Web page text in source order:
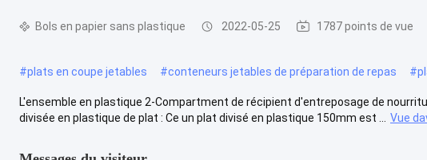
Bols en papier sans plastique 2022-05-25 1787 points de vue
#plats en coupe jetables #conteneurs jetables de préparation de repas #
L'ensemble en plastique 2-Compartment de récipient d'entreposage de
divisée en plastique de plat : Ce un plat divisé en plastique 150mm est ...
Vue